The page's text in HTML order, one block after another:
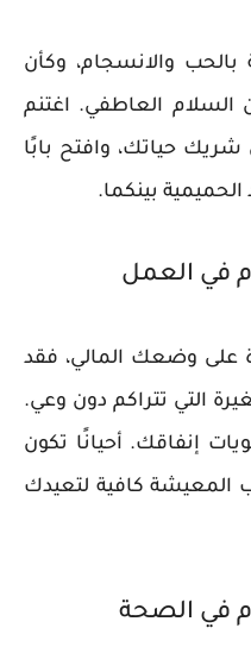
بالحب والانسجام، وكأن
العاطفي. اغتنم
شريك حياتك، وافتح بابًا
الحميمية بينكما.
في العمل
على وضعك المالي، فقد
التي تتراكم دون وعي.
إنفاقك. أحيانًا تكون
المعيشة كافية لتعيدك
في الصحة